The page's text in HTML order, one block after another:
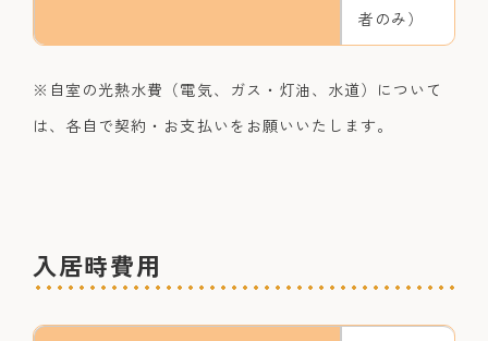
者のみ）
※自室の光熱水費（電気、ガス・灯油、水道）について
は、各自で契約・お支払いをお願いいたします。
入居時費用